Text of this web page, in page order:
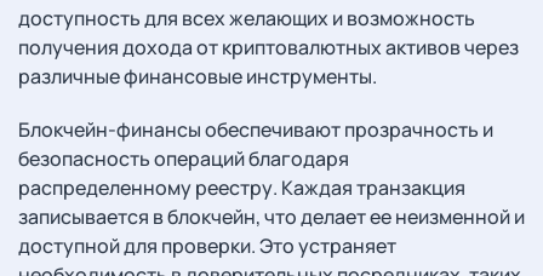
доступность для всех желающих и возможность
получения дохода от криптовалютных активов через
различные финансовые инструменты.
Блокчейн-финансы обеспечивают прозрачность и
безопасность операций благодаря
распределенному реестру. Каждая транзакция
записывается в блокчейн, что делает ее неизменной и
доступной для проверки. Это устраняет